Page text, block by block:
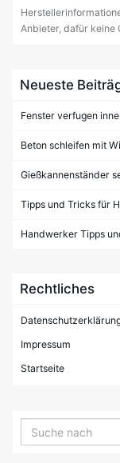
Anbieter, dafür keine
Neueste
Fenster verfugen
Beton schleifen mit
Gießkannenständer
Tipps und Tricks für
Handwerker Tipps
Rechtliches
Impressum
Startseite